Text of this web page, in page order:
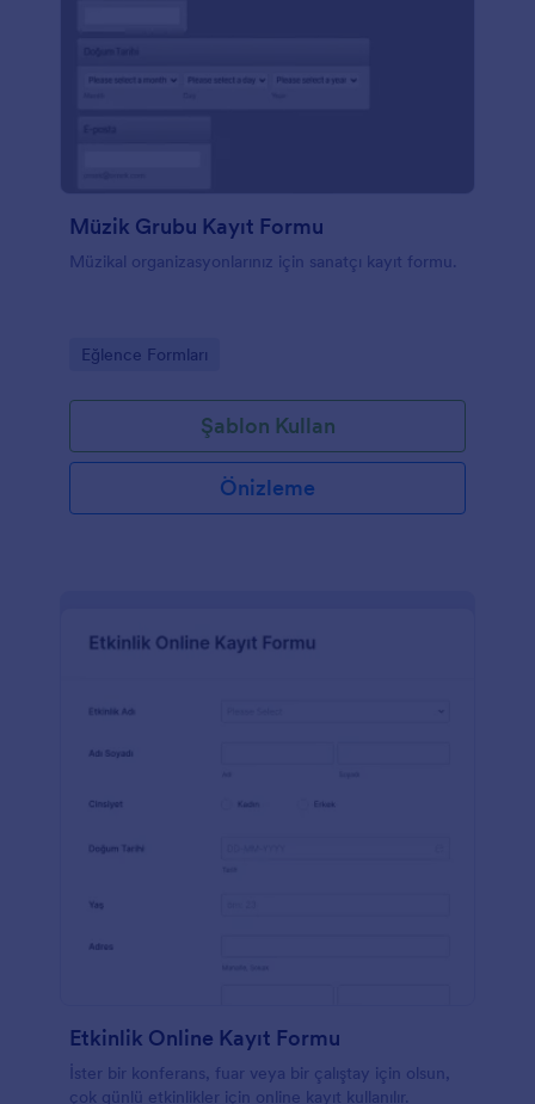
Müzik Grubu Kayıt Formu
Müzikal organizasyonlarınız için sanatçı kayıt formu.
Go to Category:
Eğlence Formları
Şablon Kullan
Önizleme
Etkinlik Online Kayıt Formu
İster bir konferans, fuar veya bir çalıştay için olsun,
çok günlü etkinlikler için online kayıt kullanılır.